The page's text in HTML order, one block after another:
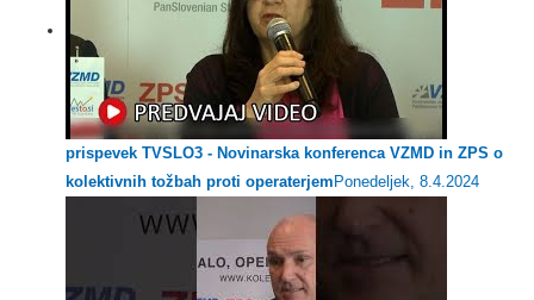
prispevek TVSLO3 - Novinarska konferenca VZMD in ZPS o
kolektivnih tožbah proti operaterjemPonedeljek, 8.4.2024